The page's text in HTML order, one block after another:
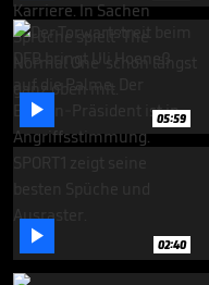
 05:59
 02:40